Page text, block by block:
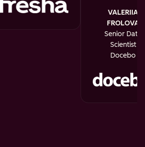
VALERIIA
FROLOVA
Senior Data
Scientist
Docebo